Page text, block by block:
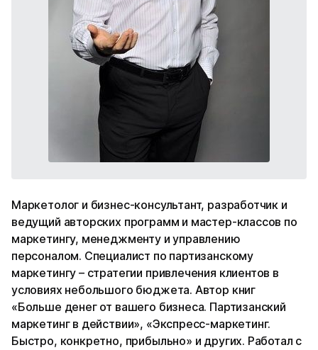
Маркетолог и бизнес-консультант, разработчик и
ведущий авторских программ и мастер-классов по
маркетингу, менеджменту и управлению
персоналом. Специалист по партизанскому
маркетингу – стратегии привлечения клиентов в
условиях небольшого бюджета. Автор книг
«Больше денег от вашего бизнеса. Партизанский
маркетинг в действии», «Экспресс-маркетинг.
Быстро, конкретно, прибыльно» и других. Работал с